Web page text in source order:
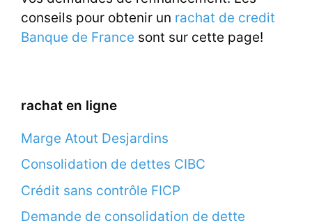
conseils pour obtenir un rachat de credit
Banque de France sont sur cette page!
rachat en ligne
Marge Atout Desjardins
Consolidation de dettes CIBC
Crédit sans contrôle FICP
Demande de consolidation de dette